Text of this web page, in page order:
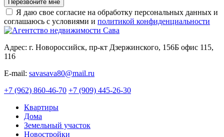
Перезвоните мне
Я даю свое согласие на обработку персональных данных и
соглашаюсь с условиями и политикой конфиденциальности
Адрес: г. Новороссийск, пр-кт Дзержинского, 156Б офис 115,
116
E-mail: savasava80@mail.ru
+7 (962) 860-46-70 +7 (909) 445-26-30
Квартиры
Дома
Земельный участок
Новостройки